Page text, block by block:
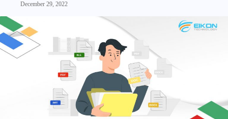
December 29, 2022